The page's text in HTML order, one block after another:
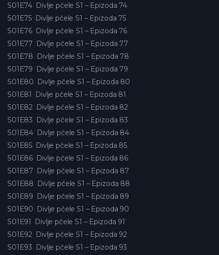
S01E74 Divlje pčele S1 – Epizoda 74
S01E75 Divlje pčele S1 – Epizoda 75
S01E76 Divlje pčele S1 – Epizoda 76
S01E77 Divlje pčele S1 – Epizoda 77
S01E78 Divlje pčele S1 – Epizoda 78
S01E79 Divlje pčele S1 – Epizoda 79
S01E80 Divlje pčele S1 – Epizoda 80
S01E81
Divlje pčele S1 – Epizoda 81
S01E82 Divlje pčele S1 – Epizoda 82
S01E83 Divlje pčele S1 – Epizoda 83
S01E84 Divlje pčele S1 – Epizoda 84
S01E85 Divlje pčele S1 – Epizoda 85
S01E86 Divlje pčele S1 – Epizoda 86
S01E87 Divlje pčele S1 – Epizoda 87
S01E88 Divlje pčele S1 – Epizoda 88
S01E89 Divlje pčele S1 – Epizoda 89
S01E90 Divlje pčele S1 – Epizoda 90
S01E91
Divlje pčele S1 – Epizoda 91
S01E92 Divlje pčele S1 – Epizoda 92
S01E93 Divlje pčele S1 – Epizoda 93